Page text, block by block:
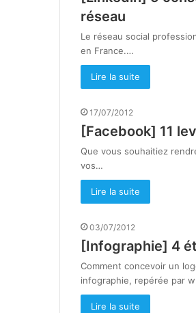
réseau
Le réseau social
en France.…
Lire la suite
17/07/2012
[Facebook] 11
Que vous souhaitiez
vos…
Lire la suite
03/07/2012
[Infographie] 4
Comment concevoir un
infographie, repérée par
Lire la suite